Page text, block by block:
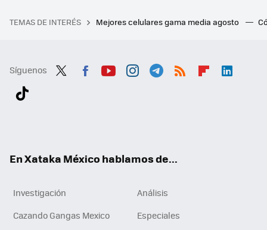
TEMAS DE INTERÉS Mejores celulares gama media agosto
Síguenos
En Xataka México hablamos de...
Investigación
Análisis
Cazando Gangas Mexico
Especiales